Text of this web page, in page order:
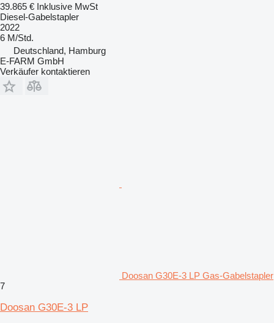
39.865 € Inklusive MwSt
Diesel-Gabelstapler
2022
6 M/Std.
Deutschland, Hamburg
E-FARM GmbH
Verkäufer kontaktieren
Doosan G30E-3 LP Gas-Gabelstapler
7
Doosan G30E-3 LP